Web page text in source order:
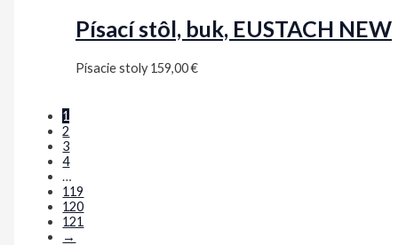
Písací stôl, buk, EUSTACH NEW
Písacie stoly159,00€
1
2
3
4
…
119
120
121
→